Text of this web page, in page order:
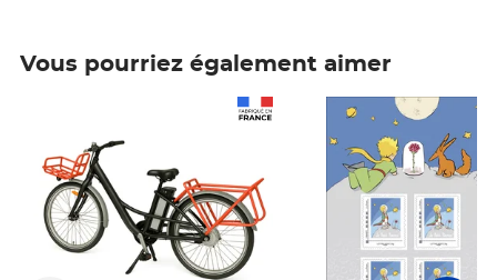
Vous pourriez également aimer
Prix 6,25€ HT